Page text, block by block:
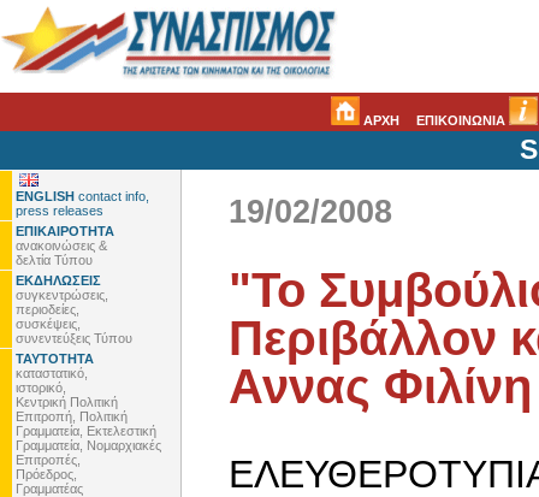
ΑΡΧΗ ΕΠΙΚΟΙΝΩΝΙΑ
ENGLISH contact info,
press releases
ΕΠΙΚΑΙΡΟΤΗΤΑ
ανακοινώσεις &
δελτία Τύπου
ΕΚΔΗΛΩΣΕΙΣ
συγκεντρώσεις,
περιοδείες,
συσκέψεις,
συνεντεύξεις Τύπου
ΤΑΥΤΟΤΗΤΑ
καταστατικό,
ιστορικό,
Κεντρική Πολιτική
Επιτροπή, Πολιτική
Γραμματεία, Εκτελεστική
Γραμματεία, Νομαρχιακές
Επιτροπές,
Πρόεδρος,
Γραμματέας
19/02/2008
"Το
Περιβάλλον
Αννας Φιλίνη